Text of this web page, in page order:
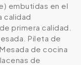
embutidas en el
calidad
primera calidad.
Pileta de
de cocina
de